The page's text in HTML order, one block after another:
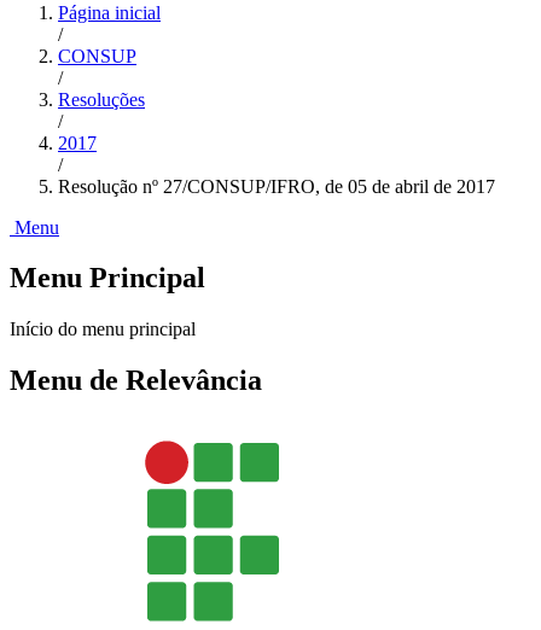
Página inicial
/
CONSUP
/
Resoluções
/
2017
/
Resolução nº 27/CONSUP/IFRO, de 05 de abril de 2017
Menu
Menu Principal
Início do menu principal
Menu de Relevância